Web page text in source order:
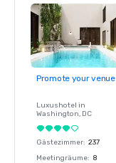
Promote your venue
Luxushotel in
Washington, DC
Gästezimmer: 237
Meetingräume: 8